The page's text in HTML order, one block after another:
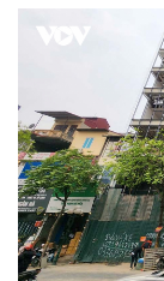
Bóng đá
Lịch thi đấu bóng
Thế giới thể thao
eSports
Hậu trường